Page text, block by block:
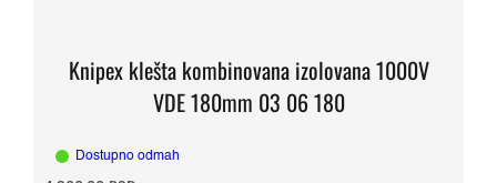
Knipex klešta kombinovana izolovana 1000V
VDE 180mm 03 06 180
Dostupno odmah